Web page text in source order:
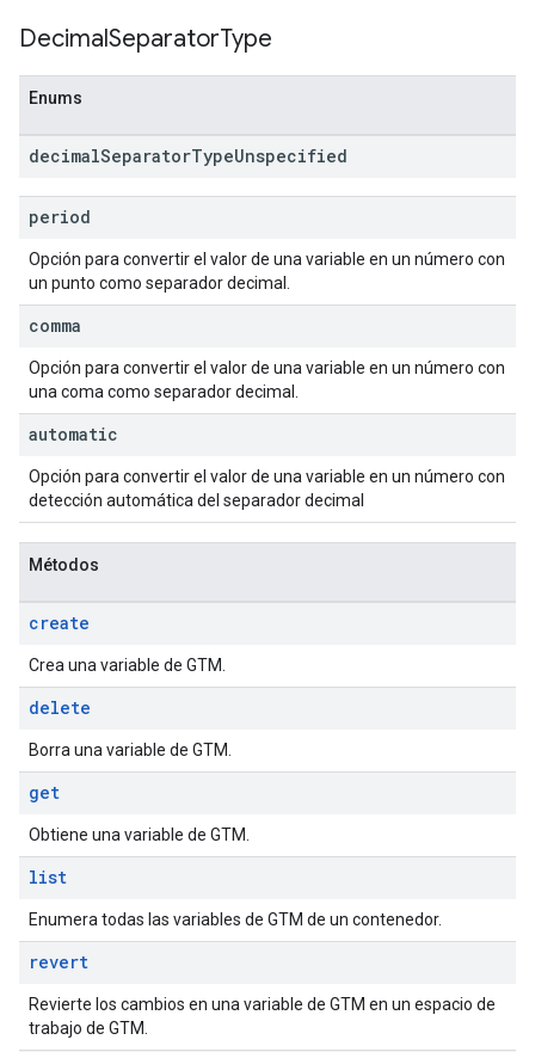
DecimalSeparatorType
Enums
decimalSeparatorTypeUnspecified
period
Opción para convertir el valor de una variable en un número con
un punto como separador decimal.
comma
Opción para convertir el valor de una variable en un número con
una coma como separador decimal.
automatic
Opción para convertir el valor de una variable en un número con
detección automática del separador decimal
Métodos
create
Crea una variable de GTM.
delete
Borra una variable de GTM.
get
Obtiene una variable de GTM.
list
Enumera todas las variables de GTM de un contenedor.
revert
Revierte los cambios en una variable de GTM en un espacio de
trabajo de GTM.